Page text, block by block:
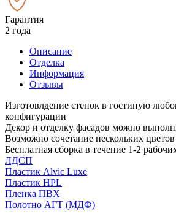
Гарантия
2 года
Описание
Отделка
Информация
Отзывы
Изготовлдение стенок в гостиную
конфигурации
Декор и отделку фасадов можно
Возможно сочетание нескольких
Бесплатная сборка в течение 1-2
ЛДСП
Пластик Alvic Luxe
Пластик HPL
Пленка ПВХ
Полотно АГТ (МДФ)